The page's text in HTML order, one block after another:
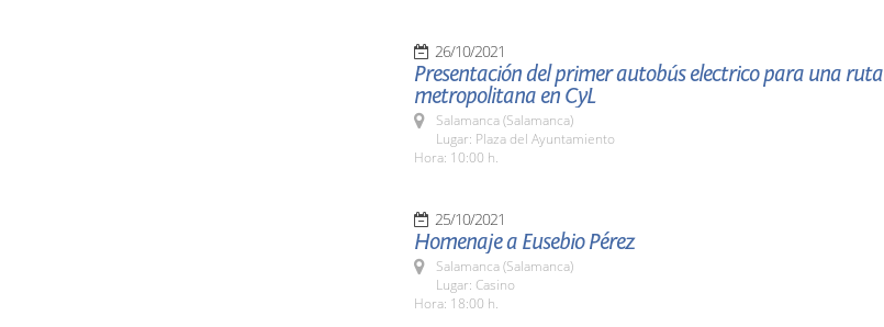
26/10/2021
Presentación del primer autobús electrico para una ruta
metropolitana en CyL
Salamanca (Salamanca)
Lugar: Plaza del Ayuntamiento
Hora: 10:00 h.
25/10/2021
Homenaje a Eusebio Pérez
Salamanca (Salamanca)
Lugar: Casino
Hora: 18:00 h.